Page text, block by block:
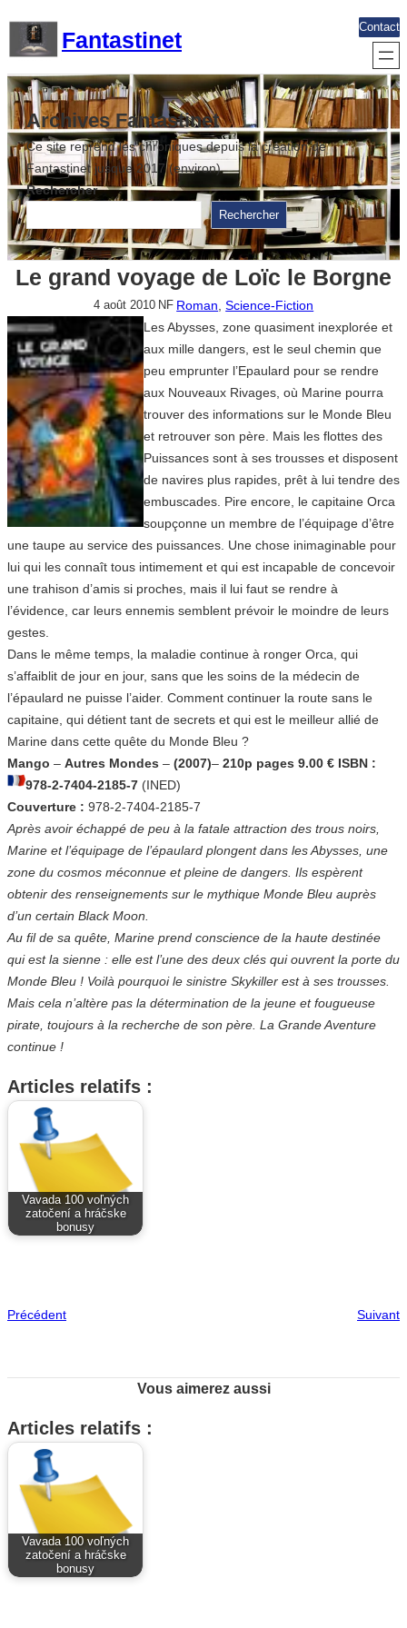
contenu
Fantastinet
Contact
Archives Fantastinet
Ce site reprend les chroniques depuis la création de
Fantastinet jusque 2017 (environ)
Rechercher
Rechercher
Le grand voyage de Loïc le Borgne
4 août 2010 NF Roman , Science-Fiction
Les Abysses, zone quasiment inexplorée et
aux mille dangers, est le seul chemin que
peu emprunter l’Epaulard pour se rendre
aux Nouveaux Rivages, où Marine pourra
trouver des informations sur le Monde Bleu
et retrouver son père. Mais les flottes des
Puissances sont à ses trousses et disposent
de navires plus rapides, prêt à lui tendre des
embuscades. Pire encore, le capitaine Orca
soupçonne un membre de l’équipage d’être
une taupe au service des puissances. Une chose inimaginable pour
lui qui les connaît tous intimement et qui est incapable de concevoir
une trahison d’amis si proches, mais il lui faut se rendre à
l’évidence, car leurs ennemis semblent prévoir le moindre de leurs
gestes.
Dans le même temps, la maladie continue à ronger Orca, qui
s’affaiblit de jour en jour, sans que les soins de la médecin de
l’épaulard ne puisse l’aider. Comment continuer la route sans le
capitaine, qui détient tant de secrets et qui est le meilleur allié de
Marine dans cette quête du Monde Bleu ?
Mango – Autres Mondes – (2007)– 210p pages 9.00 € ISBN :
978-2-7404-2185-7 (INED)
Couverture : 978-2-7404-2185-7
Après avoir échappé de peu à la fatale attraction des trous noirs,
Marine et l’équipage de l’épaulard plongent dans les Abysses, une
zone du cosmos méconnue et pleine de dangers. Ils espèrent
obtenir des renseignements sur le mythique Monde Bleu auprès
d’un certain Black Moon.
Au fil de sa quête, Marine prend conscience de la haute destinée
qui est la sienne : elle est l’une des deux clés qui ouvrent la porte du
Monde Bleu ! Voilà pourquoi le sinistre Skykiller est à ses trousses.
Mais cela n’altère pas la détermination de la jeune et fougueuse
pirate, toujours à la recherche de son père. La Grande Aventure
continue !
Articles relatifs :
Vavada 100 voľných
zatočení a hráčske
bonusy
Précédent Suivant
Vous aimerez aussi
Articles relatifs :
Vavada 100 voľných
zatočení a hráčske
bonusy